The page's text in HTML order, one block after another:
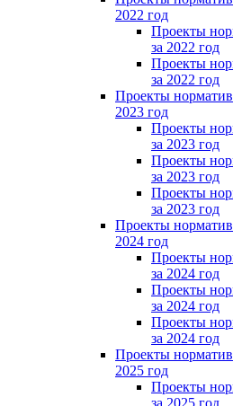
2022 год
Проекты
за 2022 год
Проекты
за 2022 год
Проекты
2023 год
Проекты
за 2023 год
Проекты
за 2023 год
Проекты
за 2023 год
Проекты
2024 год
Проекты
за 2024 год
Проекты
за 2024 год
Проекты
за 2024 год
Проекты
2025 год
Проекты
за 2025 год